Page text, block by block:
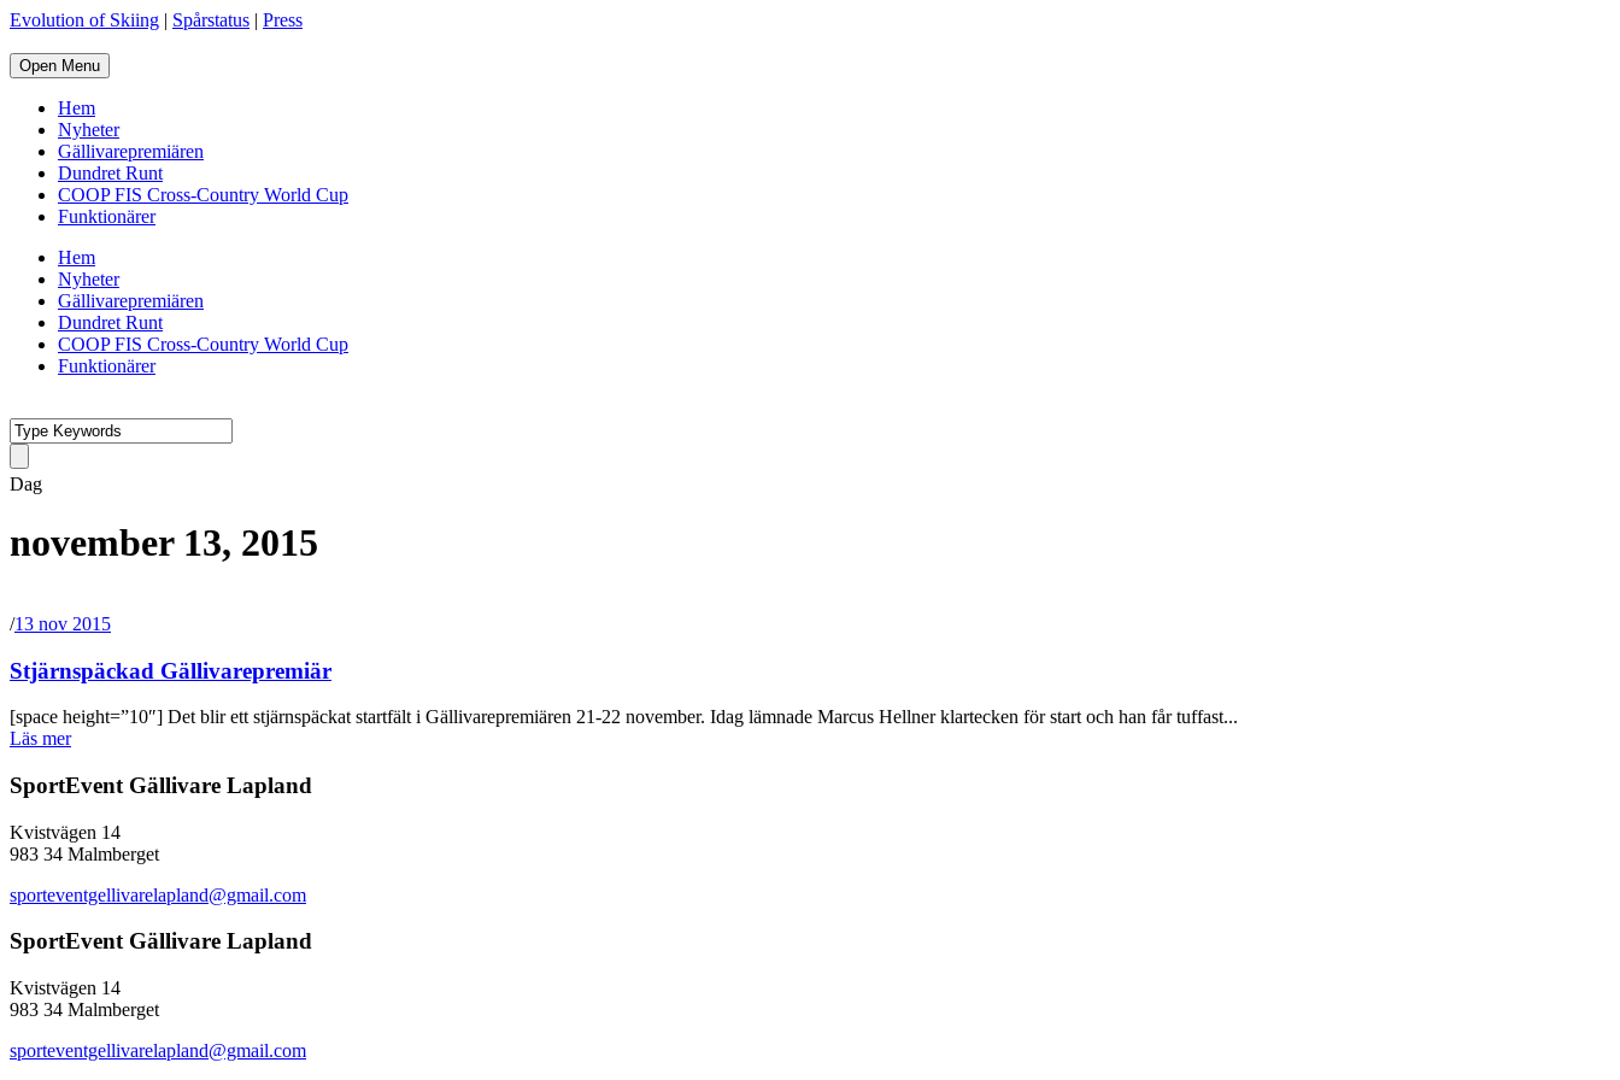
Evolution of Skiing | Spårstatus | Press
Open Menu
Hem
Nyheter
Gällivarepremiären
Dundret Runt
COOP FIS Cross-Country World Cup
Funktionärer
Hem
Nyheter
Gällivarepremiären
Dundret Runt
COOP FIS Cross-Country World Cup
Funktionärer
Dag
november 13, 2015
/13 nov 2015
Stjärnspäckad Gällivarepremiär
[space height=”10″] Det blir ett stjärnspäckat startfält i Gällivarepremiären 21-22 november. Idag lämnade Marcus Hellner klartecken för start och han får tuffast...
Läs mer
SportEvent Gällivare Lapland
Kvistvägen 14
983 34 Malmberget
sporteventgellivarelapland@gmail.com
SportEvent Gällivare Lapland
Kvistvägen 14
983 34 Malmberget
sporteventgellivarelapland@gmail.com